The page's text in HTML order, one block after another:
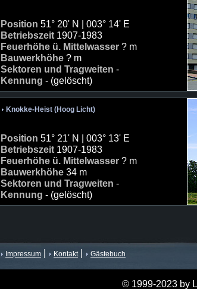
Position 51° 20' N | 003° 14' E
Betriebszeit 1907-1983
Feuerhöhe ü. Mittelwasser ? m
Bauwerkhöhe ? m
Sektoren und Tragweiten -
Kennung - (gelöscht)
Knokke-Heist (Hoog Licht)
Position 51° 21' N | 003° 13' E
Betriebszeit 1907-1983
Feuerhöhe ü. Mittelwasser ? m
Bauwerkhöhe 34 m
Sektoren und Tragweiten -
Kennung - (gelöscht)
Impressum Kontakt Gästebuch
© 1999-2023 by